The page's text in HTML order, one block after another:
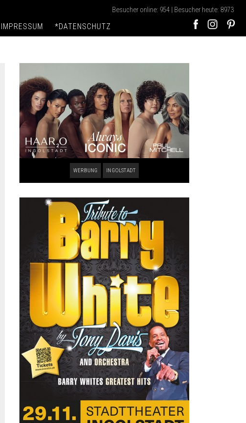
Besucher online: 954 | Besucher heute: 8973
IMPRESSUM *DATENSCHUTZ
WERBUNG INGOLSTADT